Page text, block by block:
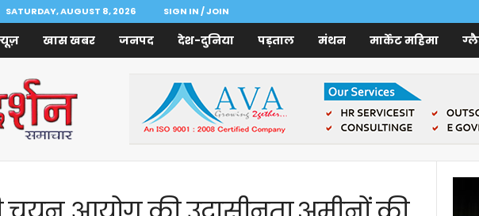
SATURDAY, AUGUST 8, 2026 SIGN IN / JOIN
खास खबर जनपद देश-दुनिया पड़ताल मंथन मार्केट महिमा